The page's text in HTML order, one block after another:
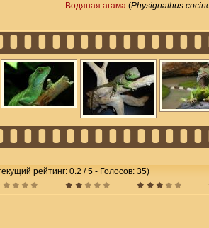
Водяная агама (Physignathus
рейтинг: 0.2 / 5 - Голосов: 35)